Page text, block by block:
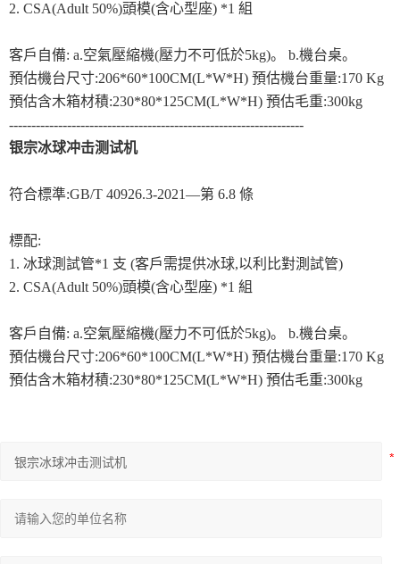
2. CSA(Adult 50%)頭模(含心型座) *1 組
客戶自備: a.空氣壓縮機(壓力不可低於5kg)。 b.機台桌。
預估機台尺寸:206*60*100CM(L*W*H) 預估機台重量:170 Kg
預估含木箱材積:230*80*125CM(L*W*H) 預估毛重:300kg
------------------------------------------------------------------
银宗冰球冲击测试机
符合標準:GB/T 40926.3-2021—第 6.8 條
標配:
1. 冰球測試管*1 支 (客戶需提供冰球,以利比對測試管)
2. CSA(Adult 50%)頭模(含心型座) *1 組
客戶自備: a.空氣壓縮機(壓力不可低於5kg)。 b.機台桌。
預估機台尺寸:206*60*100CM(L*W*H) 預估機台重量:170 Kg
預估含木箱材積:230*80*125CM(L*W*H) 預估毛重:300kg